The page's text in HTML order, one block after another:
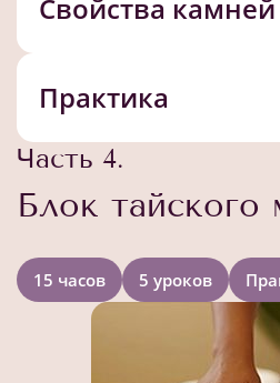
Свойства камней
Практика
Часть 4.
Блок тайского
15 часов 5 уроков